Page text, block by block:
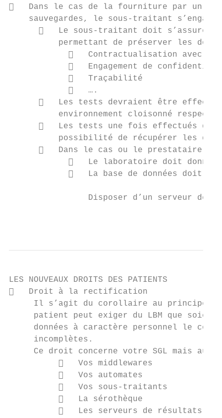
   Dans le cas de la fourniture par un
sauvegardes, le sous-traitant
   Le sous-traitant doit s’assurer
permettant de préserver les
   Contractualisation avec le
   Engagement de
               Traçabilité
               ….
   Les tests devraient être
environnement cloisonné
   Les tests une fois effectués
possibilité de récupérer les
   Dans le cas ou le prestataire
   Le laboratoire doit donner
   La base de données doit
Disposer d’un serveur de
LES NOUVEAUX DROITS DES PATIENTS
   Droit à la rectification
Il s’agit du corollaire au principe
patient peut exiger du LBM que soient
données à caractère personnel le
     incomplètes.
     Ce droit concerne votre SGL mais aussi
             Vos middlewares
             Vos automates
             Vos sous-traitants
             La sérothèque
   Les serveurs de résultats,